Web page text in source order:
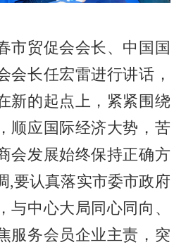
贸促会会长、中国国
会长任宏雷进行讲话，
新的起点上，紧紧围绕
顺应国际经济大势，苦
会发展始终保持正确方
,要认真落实市委市政府
与中心大局同心同向、
服务会员企业主责，突